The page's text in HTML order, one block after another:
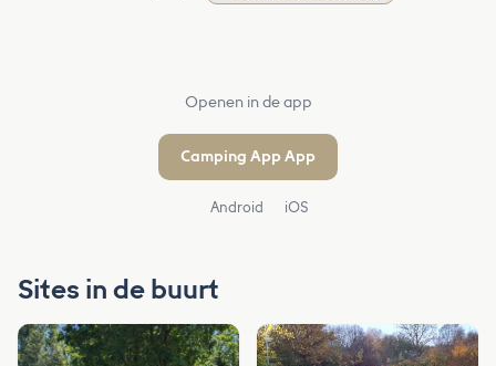
Openen in de app
Camping App App
Android iOS
Sites in de buurt